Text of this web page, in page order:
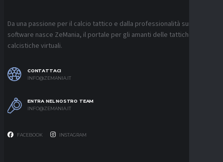
Da una passione per il calcio tattico e dalla professionalità sui
software nasce ZeMania, il portale per gli amanti delle tattiche
calcistiche virtuali.
CONTATTACI
INFO@ZEMANIA.IT
ENTRA NEL NOSTRO TEAM
INFO@ZEMANIA.IT
FACEBOOK INSTAGRAM